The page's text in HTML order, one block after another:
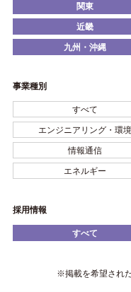
関東
近畿
九州・沖縄
事業種別
すべて
エンジニアリング・環境
情報通信
エネルギー
採用情報
すべて
※掲載を希望され